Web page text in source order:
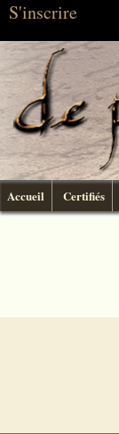
S'inscrire
Accueil Certifiés